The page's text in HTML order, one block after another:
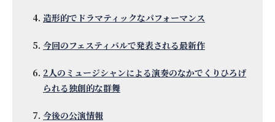
造形的でドラマティックなパフォーマンス
今回のフェスティバルで発表される最新作
2人のミュージシャンによる演奏のなかでくりひろげ
られる独創的な群舞
今後の公演情報